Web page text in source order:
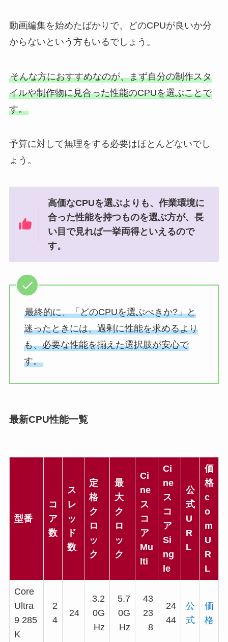
動画編集を始めたばかりで、どのCPUが良いか分
からないという方もいるでしょう。
そんな方におすすめなのが、まず自分の制作スタ
イルや制作物に見合った性能のCPUを選ぶことで
す。
予算に対して無理をする必要はほとんどないでし
ょう。
高価なCPUを選ぶよりも、作業環境に
合った性能を持つものを選ぶ方が、長
い目で見れば一挙両得といえるので
す。
最終的に、「どのCPUを選ぶべきか?」と
迷ったときには、過剰に性能を求めるより
も、必要な性能を揃えた選択肢が安心で
す。
最新CPU性能一覧
型番
コ
ア
数
ス
レ
ッ
ド
数
定
格
ク
ロ
ッ
ク
最
大
ク
ロ
ッ
ク
Ci
ne
ス
コ
ア
Mu
lti
Ci
ne
ス
コ
ア
Si
ng
le
公
式
U
R
L
価
格
c
o
m
U
R
L
Core
Ultra
9 285
K
2
4
24
3.2
0G
Hz
5.7
0G
Hz
43
23
8
24
44
公
式
価
格